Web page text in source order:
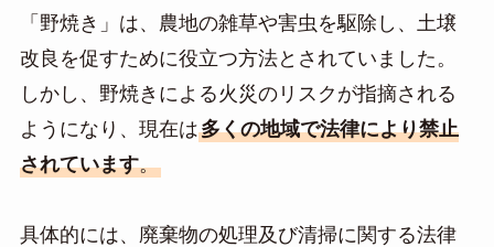
「野焼き」は、農地の雑草や害虫を駆除し、土壌
改良を促すために役立つ方法とされていました。
しかし、野焼きによる火災のリスクが指摘される
ようになり、現在は多くの地域で法律により禁止
されています。
具体的には、廃棄物の処理及び清掃に関する法律